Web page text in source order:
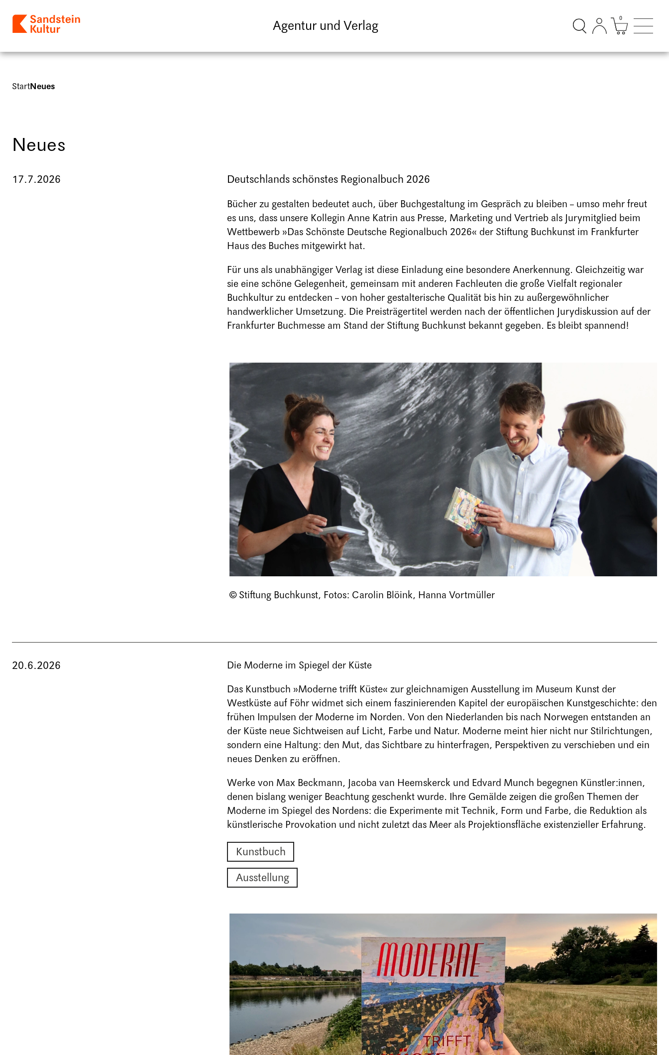
Agentur und Verlag Suchdialog öffnen
Mini
0
StartNeues
Neues
17.7.2026 Deutschlands schönstes Regionalbuch 2026
Bücher zu gestalten bedeutet auch, über Buchgestaltung im Gespräch zu bleiben – umso mehr freut
es uns, dass unsere Kollegin Anne Katrin aus Presse, Marketing und Vertrieb als Jurymitglied beim
Wettbewerb »Das Schönste Deutsche Regionalbuch 2026« der Stiftung Buchkunst im Frankfurter
Haus des Buches mitgewirkt hat.
Für uns als unabhängiger Verlag ist diese Einladung eine besondere Anerkennung. Gleichzeitig war
sie eine schöne Gelegenheit, gemeinsam mit anderen Fachleuten die große Vielfalt regionaler
Buchkultur zu entdecken – von hoher gestalterische Qualität bis hin zu außergewöhnlicher
handwerklicher Umsetzung. Die Preisträgertitel werden nach der öffentlichen Jurydiskussion auf der
Frankfurter Buchmesse am Stand der Stiftung Buchkunst bekannt gegeben. Es bleibt spannend!
© Stiftung Buchkunst, Fotos: Carolin Blöink, Hanna Vortmüller
20.6.2026 Die Moderne im Spiegel der Küste
Das Kunstbuch »Moderne trifft Küste« zur gleichnamigen Ausstellung im Museum Kunst der
Westküste auf Föhr widmet sich einem faszinierenden Kapitel der europäischen Kunstgeschichte: den
frühen Impulsen der Moderne im Norden. Von den Niederlanden bis nach Norwegen entstanden an
der Küste neue Sichtweisen auf Licht, Farbe und Natur. Moderne meint hier nicht nur Stilrichtungen,
sondern eine Haltung: den Mut, das Sichtbare zu hinterfragen, Perspektiven zu verschieben und ein
neues Denken zu eröffnen.
Werke von Max Beckmann, Jacoba van Heemskerck und Edvard Munch begegnen Künstler:innen,
denen bislang weniger Beachtung geschenkt wurde. Ihre Gemälde zeigen die großen Themen der
Moderne im Spiegel des Nordens: die Experimente mit Technik, Form und Farbe, die Reduktion als
künstlerische Provokation und nicht zuletzt das Meer als Projektionsfläche existenzieller Erfahrung.
Kunstbuch
Ausstellung